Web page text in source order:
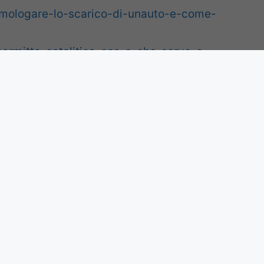
lo-scarico-di-unauto-e-come-
catalitica-cos-e-che-serve-e-